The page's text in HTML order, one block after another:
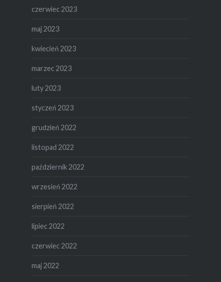
czerwiec 2023
maj 2023
kwiecień 2023
marzec 2023
luty 2023
styczeń 2023
grudzień 2022
listopad 2022
październik 2022
wrzesień 2022
sierpień 2022
lipiec 2022
czerwiec 2022
maj 2022